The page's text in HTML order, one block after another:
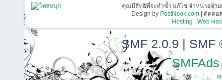
คุณมีสิทธิที่จะทำซ้ำ แก้ไข จำหน่ายจ่า
Design by PostNook.com| ติดต่อส
Hosting | Web
SMF 2.0.9 | SMF
SMFAds